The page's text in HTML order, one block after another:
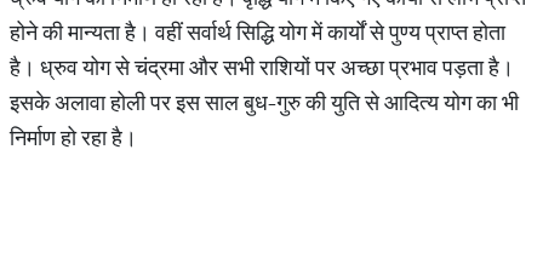
होने की मान्यता है। वहीं सर्वार्थ सिद्धि योग में कार्यों से पुण्य प्राप्त होता
है। ध्रुव योग से चंद्रमा और सभी राशियों पर अच्छा प्रभाव पड़ता है।
इसके अलावा होली पर इस साल बुध-गुरु की युति से आदित्य योग का भी
निर्माण हो रहा है।